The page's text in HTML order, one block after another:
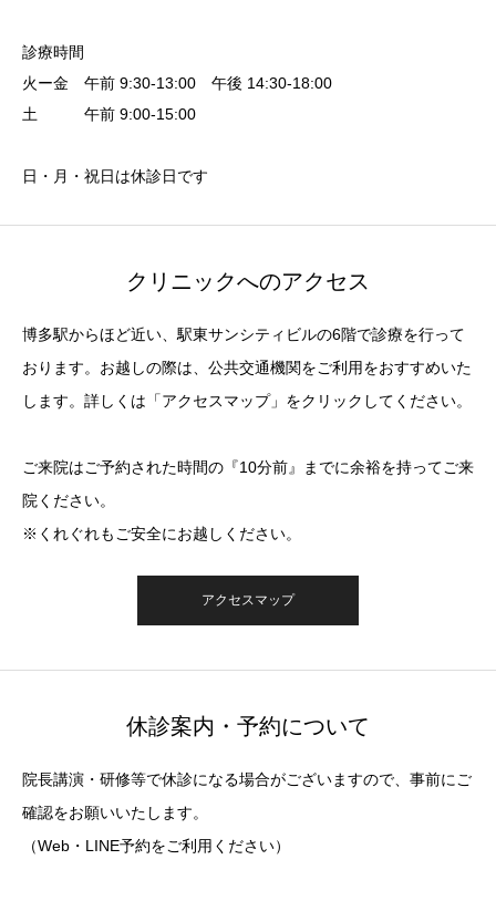
診療時間
火ー金 午前 9:30-13:00 午後 14:30-18:00
土 午前 9:00-15:00
日・月・祝日は休診日です
クリニックへのアクセス
博多駅からほど近い、駅東サンシティビルの6階で診療を行って
おります。お越しの際は、公共交通機関をご利用をおすすめいた
します。詳しくは「アクセスマップ」をクリックしてください。
ご来院はご予約された時間の『10分前』までに余裕を持ってご来
院ください。
※くれぐれもご安全にお越しください。
アクセスマップ
休診案内・予約について
院長講演・研修等で休診になる場合がございますので、事前にご
確認をお願いいたします。
（Web・LINE予約をご利用ください）